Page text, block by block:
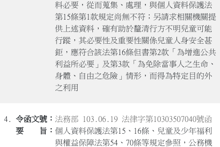
料必要，從而蒐集、處理，與個人資料保護法
第15條第1款規定尚無不符；另請求相關機關提
供上述資料，確有助於釐清行方不明兒童可能
行蹤，其必要性及重要性關係兒童人身安全甚
鉅，應符合該法第16條但書第2款「為增進公共
利益所必要」及第3款「為免除當事人之生命、
身體、自由之危險」情形，而得為特定目的外
之利用
4.
法務部 103.06.19 法律字第10303507040號函
個人資料保護法第15、16條、兒童及少年福利
與權益保障法第54、70條等規定參照，公務機